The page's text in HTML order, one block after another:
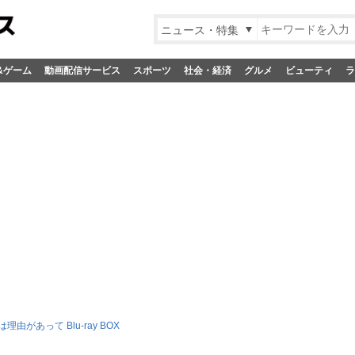
ニュース・特集
ゲーム 動画配信サービス スポーツ 社会・経済 グルメ ビューティ
理由があって Blu-ray BOX